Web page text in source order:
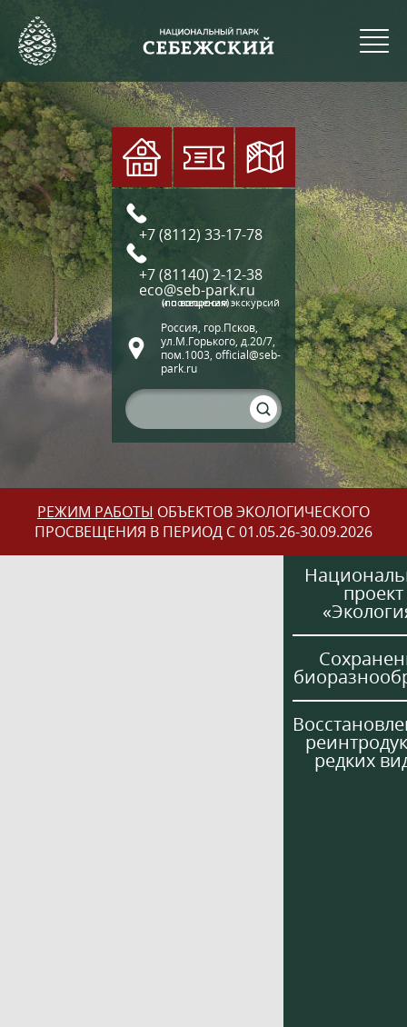
+7 (8112) 33-17-78
+7 (81140) 2-12-38
eco@seb-park.ru
(по вопросам экскурсий и посещения)
Россия, гор.Псков,
ул.М.Горького, д.20/7,
пом.1003, official@seb-
park.ru
РЕЖИМ РАБОТЫ ОБЪЕКТОВ ЭКОЛОГИЧЕСКОГО
ПРОСВЕЩЕНИЯ В ПЕРИОД С 01.05.26-30.09.2026
проект
редких